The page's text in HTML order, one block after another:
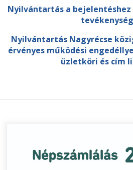
Nyilvántartás a
Nyilvántartás Nagyrécse
érvényes működési
üzletköri és cím